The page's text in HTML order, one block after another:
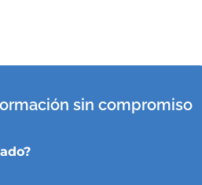
sin compromiso